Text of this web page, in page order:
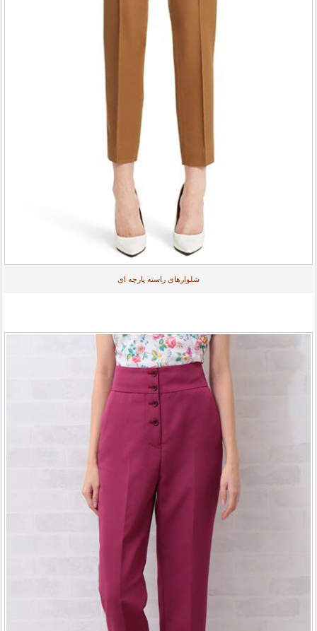
شلوارهای راسته پارچه ای